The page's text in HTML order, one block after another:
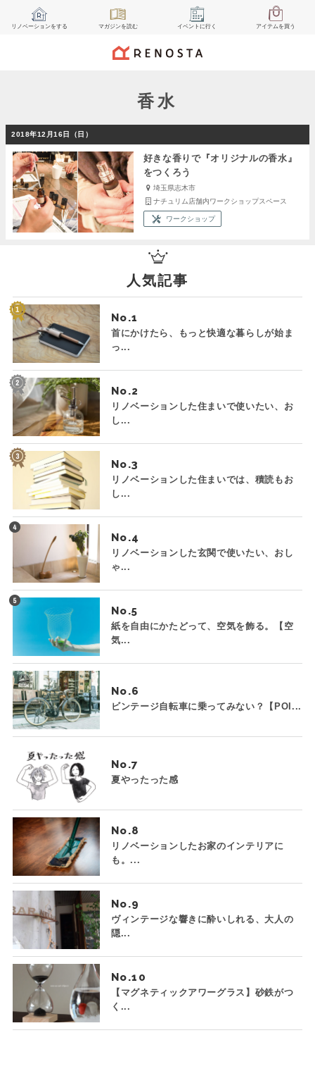
リノベーションをする マガジンを読む イベント に行く アイテムを買う
香水
2018年12月16日（日）
好きな香りで『オリジナルの香水』
をつくろう
埼玉県志木市
ナチュリム店舗内ワークショップスペース
ワークショップ
人気記事
No.
首にかけたら、もっと快適な暮らしが始ま
っ...
No.
リノベーションした住まいで使いたい、お
し...
No.
リノベーションした住まいでは、積読もお
し...
No.
リノベーションした玄関で使いたい、おし
ゃ...
No.
紙を自由にかたどって、空気を飾る。【空
気...
No.
ビンテージ自転車に乗ってみない？【POI...
No.
夏やったった感
No.
リノベーションしたお家のインテリアに
も。...
No.
ヴィンテージな響きに酔いしれる、大人の
隠...
No.
【マグネティックアワーグラス】砂鉄がつ
く...